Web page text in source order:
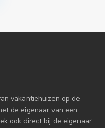
vakantiehuizen op de
de eigenaar van een
ook direct bij de eigenaar.